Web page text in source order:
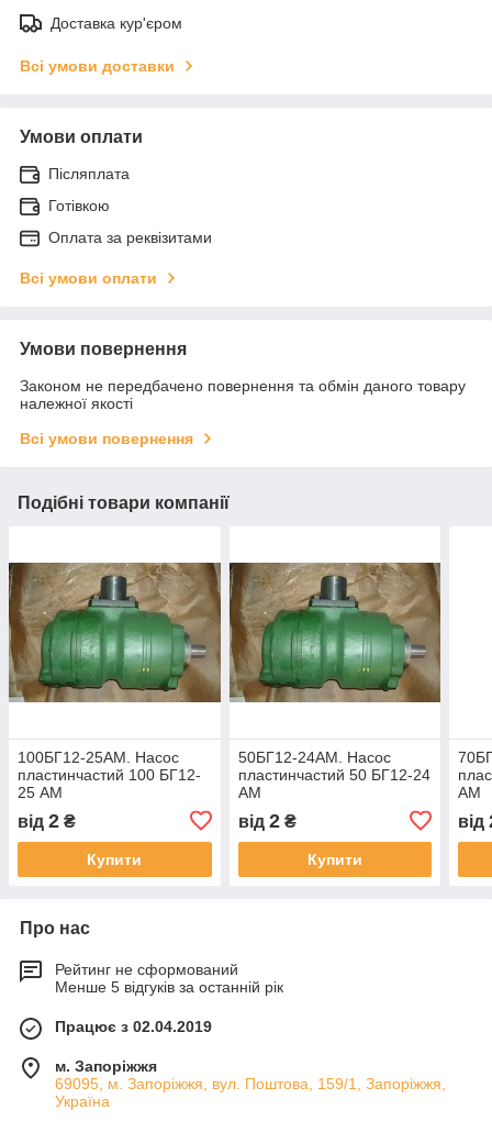
Доставка кур'єром
Всі умови доставки
Умови оплати
Післяплата
Готівкою
Оплата за реквізитами
Всі умови оплати
Умови повернення
Законом не передбачено повернення та обмін даного товару
належної якості
Всі умови повернення
Подібні товари компанії
100БГ12-25АМ. Насос
пластинчастий 100 БГ12-
25 АМ
від 2 ₴
Купити
50БГ12-24АМ. Насос
пластинчастий 50 БГ12-24
АМ
від 2₴
Купити
АМ
від
Про нас
Рейтинг не сформований
Менше 5 відгуків за останній рік
Працює з 02.04.2019
м. Запоріжжя
69095, м. Запоріжжя, вул. Поштова, 159/1, Запоріжжя,
Україна